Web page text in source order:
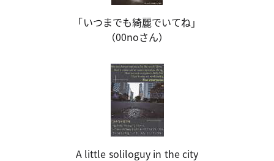
「いつまでも綺麗でいてね」
（00noさん）
A little soliloguy in the city